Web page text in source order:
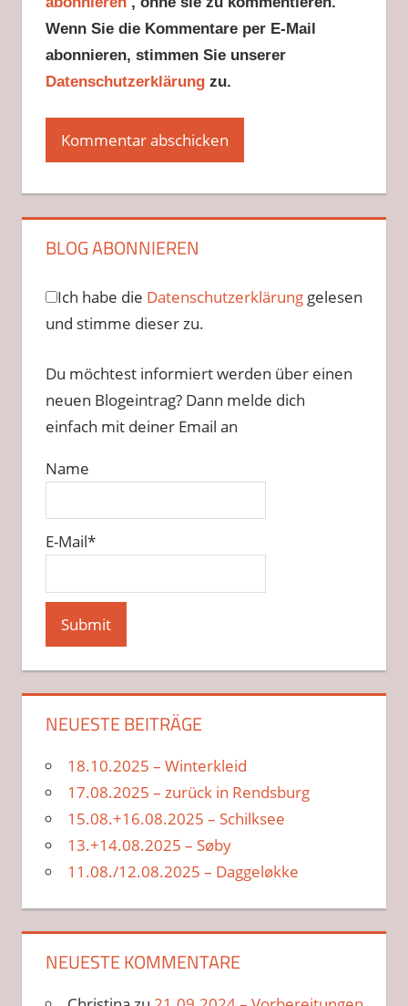
Wenn Sie die Kommentare per E-Mail
abonnieren, stimmen Sie unserer
Datenschutzerklärungzu.
BLOG ABONNIEREN
Ich habe die Datenschutzerklärunggelesen
und stimme dieser zu.
Du möchtest informiert werden über einen
neuen Blogeintrag? Dann melde dich
einfach mit deiner Email an
Name
E-Mail*
NEUESTE BEITRÄGE
18.10.2025 – Winterkleid
17.08.2025 – zurück in Rendsburg
15.08.+16.08.2025 – Schilksee
13.+14.08.2025 – Søby
11.08./12.08.2025 – Daggeløkke
NEUESTE KOMMENTARE